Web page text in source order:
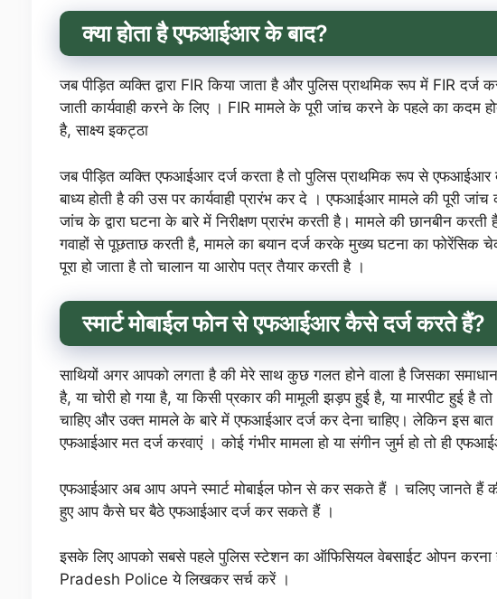
क्या होता है एफआईआर के बाद?
जब पीड़ित व्यक्ति द्वारा FIR किया जाता है और पुलिस प्राथमिक रूप में FIR
जाती कार्यवाही करने के लिए । FIR मामले के पूरी जांच करने के पहले का कदम
है, साक्ष्य इकट्ठा
जब पीड़ित व्यक्ति एफआईआर दर्ज करता है तो पुलिस प्राथमिक रूप से
बाध्य होती है की उस पर कार्यवाही प्रारंभ कर दे । एफआईआर मामले की पूरी
जांच के द्वारा घटना के बारे में निरीक्षण प्रारंभ करती है। मामले की छानबीन
गवाहों से पूछताछ करती है, मामले का बयान दर्ज करके मुख्य घटना का फोरेंसिक
पूरा हो जाता है तो चालान या आरोप पत्र तैयार करती है ।
स्मार्ट मोबाईल फोन से एफआईआर कैसे दर्ज करते हैं?
साथियों अगर आपको लगता है की मेरे साथ कुछ गलत होने वाला है जिसका
है, या चोरी हो गया है, या किसी प्रकार की मामूली झड़प हुई है, या मारपीट हुई
चाहिए और उक्त मामले के बारे में एफआईआर दर्ज कर देना चाहिए। लेकिन इस
एफआईआर मत दर्ज करवाएं । कोई गंभीर मामला हो या संगीन जुर्म हो तो ही
एफआईआर अब आप अपने स्मार्ट मोबाईल फोन से कर सकते हैं । चलिए जानते हैं
हुए आप कैसे घर बैठे एफआईआर दर्ज कर सकते हैं ।
इसके लिए आपको सबसे पहले पुलिस स्टेशन का ऑफिसियल वेबसाईट ओपन करना
Pradesh Police ये लिखकर सर्च करें ।